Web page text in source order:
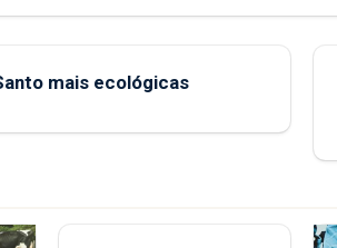
mais ecológicas